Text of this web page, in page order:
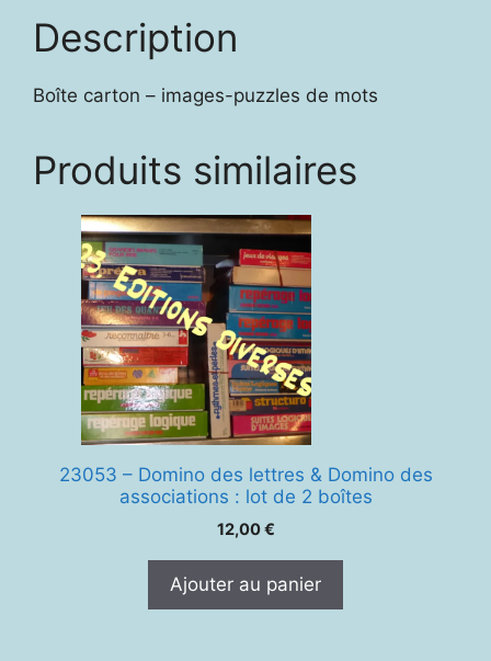
Description
Boîte carton – images-puzzles de mots
Produits similaires
23053 – Domino des lettres & Domino des
associations : lot de 2 boîtes
12,00€
Ajouter au panier